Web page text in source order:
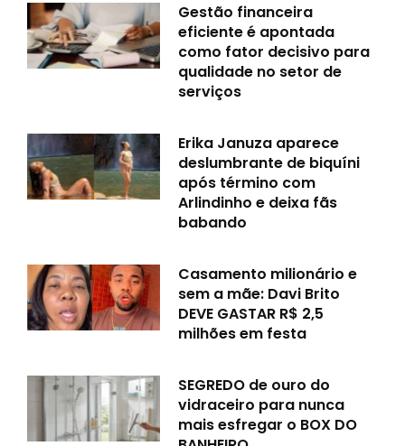
Gestão financeira
eficiente é apontada
como fator decisivo para
qualidade no setor de
serviços
Erika Januza aparece
deslumbrante de biquíni
após término com
Arlindinho e deixa fãs
babando
Casamento milionário e
sem a mãe: Davi Brito
DEVE GASTAR R$ 2,5
milhões em festa
SEGREDO de ouro do
vidraceiro para nunca
mais esfregar o BOX DO